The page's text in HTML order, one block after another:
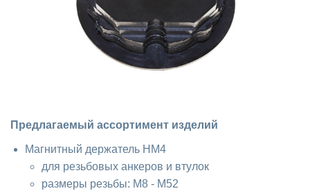
Предлагаемый ассортимент изделий
Магнитный держатель HM4
для резьбовых анкеров и втулок
размеры резьбы: M8 - M52